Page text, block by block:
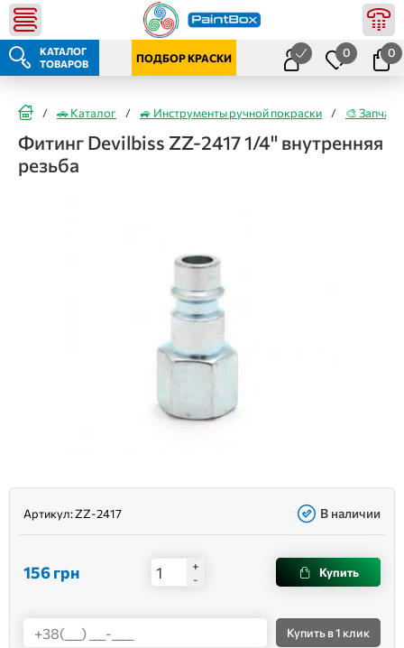
КАТАЛОГ
ТОВАРОВ
ПОДБОР КРАСКИ 0 0
/ 🚗 Каталог / 🚙 Инструменты ручной покраски / 🎨
Фитинг Devilbiss ZZ-2417 1/4'' внутренняя
резьба
Артикул:ZZ-2417 В наличии
156грн
+
-
Купить
Купитьв 1 клик